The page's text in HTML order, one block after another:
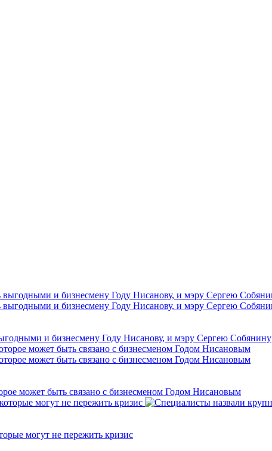
и бизнесмену Году Нисанову, и мэру Сергею Собянину
может быть связано с бизнесменом Годом Нисановым
могут не пережить кризис